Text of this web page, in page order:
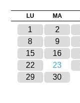
LU MA
1 2
8
9
15
16
22
23
29
30